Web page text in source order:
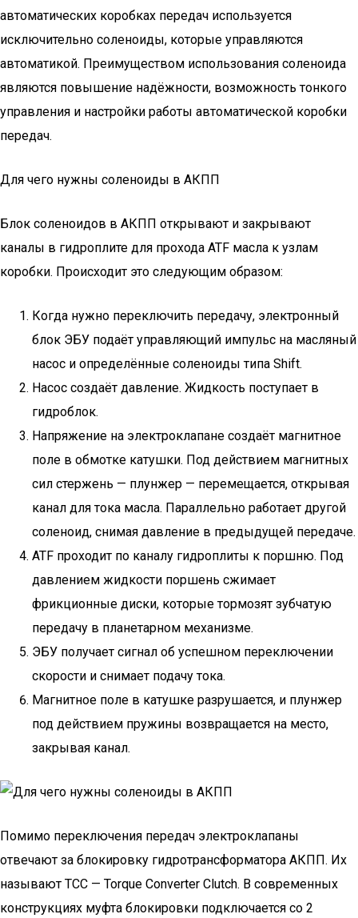
автоматических коробках передач используется
исключительно соленоиды, которые управляются
автоматикой. Преимуществом использования соленоида
являются повышение надёжности, возможность тонкого
управления и настройки работы автоматической коробки
передач.
Для чего нужны соленоиды в АКПП
Блок соленоидов в АКПП открывают и закрывают
каналы в гидроплите для прохода ATF масла к узлам
коробки. Происходит это следующим образом:
Когда нужно переключить передачу, электронный
блок ЭБУ подаёт управляющий импульс на масляный
насос и определённые соленоиды типа Shift.
Насос создаёт давление. Жидкость поступает в
гидроблок.
Напряжение на электроклапане создаёт магнитное
поле в обмотке катушки. Под действием магнитных
сил стержень — плунжер — перемещается, открывая
канал для тока масла. Параллельно работает другой
соленоид, снимая давление в предыдущей передаче.
ATF проходит по каналу гидроплиты к поршню. Под
давлением жидкости поршень сжимает
фрикционные диски, которые тормозят зубчатую
передачу в планетарном механизме.
ЭБУ получает сигнал об успешном переключении
скорости и снимает подачу тока.
Магнитное поле в катушке разрушается, и плунжер
под действием пружины возвращается на место,
закрывая канал.
Помимо переключения передач электроклапаны
отвечают за блокировку гидротрансформатора АКПП. Их
называют TCC — Torque Converter Clutch. В современных
конструкциях муфта блокировки подключается со 2